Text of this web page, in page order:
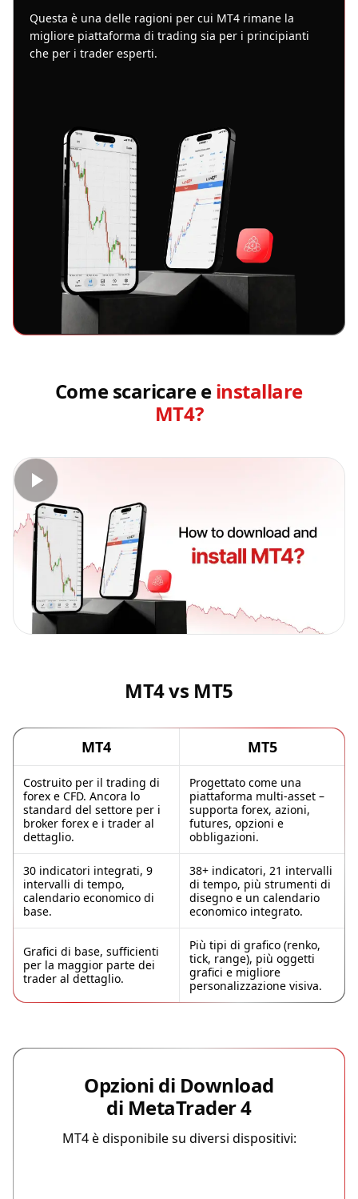
Questa è una delle ragioni per cui MT4 rimane la
migliore piattaforma di trading sia per i principianti
che per i trader esperti.
Come scaricare einstallare
MT4?
MT4 vs MT5
MT4 MT5
Costruito per il trading di
forex e CFD. Ancora lo
standard del settore per i
broker forex e i trader al
dettaglio.
Progettato come una
piattaforma multi-asset –
supporta forex, azioni,
futures, opzioni e
obbligazioni.
30 indicatori integrati, 9
intervalli di tempo,
calendario economico di
base.
38+ indicatori, 21 intervalli
di tempo, più strumenti di
disegno e un calendario
economico integrato.
Grafici di base, sufficienti
per la maggior parte dei
trader al dettaglio.
Più tipi di grafico (renko,
tick, range), più oggetti
grafici e migliore
personalizzazione visiva.
Opzioni di Download
di MetaTrader 4
MT4 è disponibile su diversi dispositivi: